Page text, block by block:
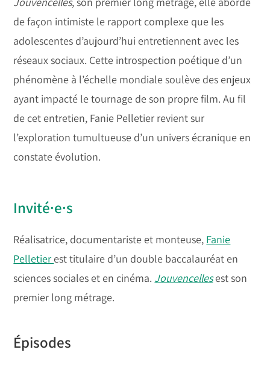
de façon intimiste le rapport complexe que les
adolescentes d’aujourd’hui entretiennent avec les
réseaux sociaux. Cette introspection poétique d’un
phénomène à l’échelle mondiale soulève des enjeux
ayant impacté le tournage de son propre film. Au fil
de cet entretien, Fanie Pelletier revient sur
l’exploration tumultueuse d’un univers écranique en
constate évolution.
Invité·e·s
Réalisatrice, documentariste et monteuse, Fanie
Pelletier est titulaire d’un double baccalauréat en
sciences sociales et en cinéma. Jouvencellesest son
premier long métrage.
Épisodes